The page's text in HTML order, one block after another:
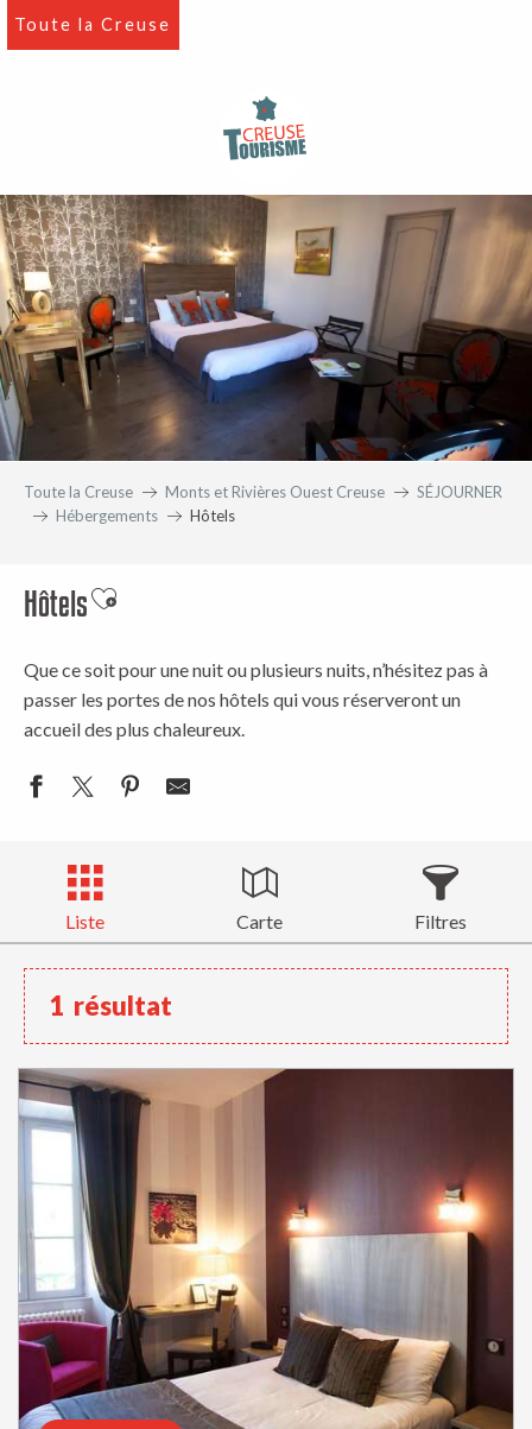
Aller
Toute la Creuse
Toute la Creuse Monts et Rivières Ouest Creuse
SÉJOURNER
Hébergements
Hôtels
HôtelsAjouter aux favoris
Que ce soit pour une nuit ou plusieurs nuits, n’hésitez pas à
passer les portes de nos hôtels qui vous réserveront un
accueil des plus chaleureux.
Liste Carte Filtres
1 résultat